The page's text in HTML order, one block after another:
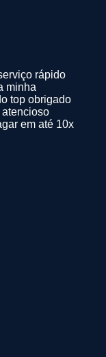
rápido
minha
top obrigado
em até 10x